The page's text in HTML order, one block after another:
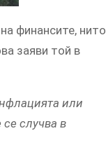
финансите, нито
заяви той в
или
случва в